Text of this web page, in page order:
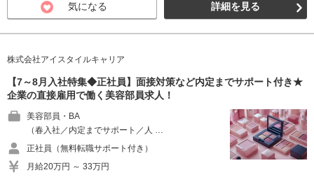
気になる 詳細を見る
株式会社アイスタイルキャリア
【7～8月入社特集◆正社員】面接対策など内定までサポート付き★
企業の直接雇用で働く美容部員求人！
美容部員・BA
（春入社／内定までサポート／人 …
正社員（無料転職サポート付き）
月給20万円 ～ 33万円